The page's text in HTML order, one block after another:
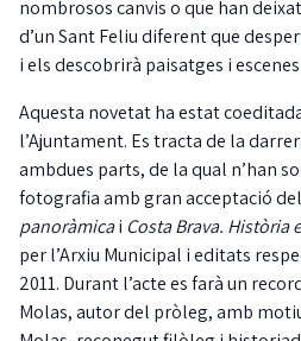
nombrosos canvis o que han
d’un Sant Feliu diferent que
i els descobrirà paisatges i
Aquesta novetat ha estat
l’Ajuntament. Es tracta de la
ambdues parts, de la qual n’han
fotografia amb gran acceptació
panoràmicai Costa Brava. Història
per l’Arxiu Municipal i editats
2011. Durant l’acte es farà un
Molas, autor del pròleg, amb